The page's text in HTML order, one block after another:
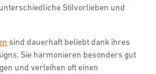
Stilvorlieben und
sind dauerhaft beliebt dank ihres
Sie harmonieren besonders gut
und verleihen oft einen